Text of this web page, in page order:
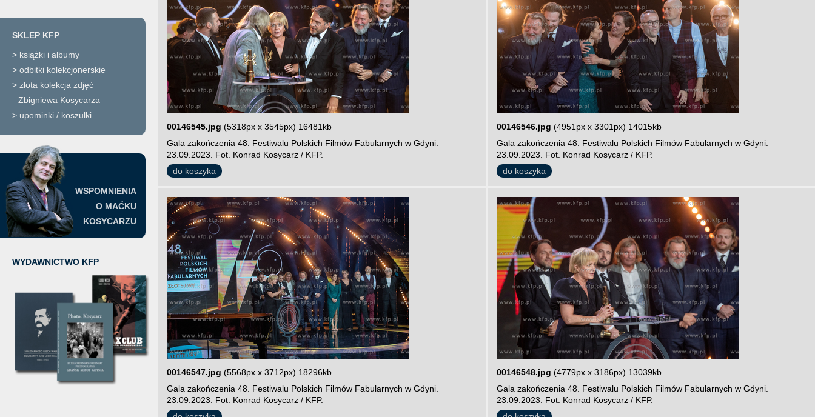
SKLEP KFP
> książki i albumy
> odbitki kolekcjonerskie
> złota kolekcja zdjęć
Zbigniewa Kosycarza
> upominki / koszulki
WSPOMNIENIA
O MAĆKU
KOSYCARZU
WYDAWNICTWO KFP
00146545.jpg (5318px x 3545px) 16481kb
Gala zakończenia 48. Festiwalu Polskich Filmów Fabularnych w Gdyni.
23.09.2023. Fot. Konrad Kosycarz / KFP.
do koszyka
00146546.jpg (4951px x 3301px) 14015kb
Gala zakończenia 48. Festiwalu Polskich Filmów Fabularnych w Gdyni.
23.09.2023. Fot. Konrad Kosycarz / KFP.
do koszyka
00146547.jpg (5568px x 3712px) 18296kb
Gala zakończenia 48. Festiwalu Polskich Filmów Fabularnych w Gdyni.
23.09.2023. Fot. Konrad Kosycarz / KFP.
00146548.jpg (4779px x 3186px) 13039kb
Gala zakończenia 48. Festiwalu Polskich Filmów Fabularnych w Gdyni.
23.09.2023. Fot. Konrad Kosycarz / KFP.